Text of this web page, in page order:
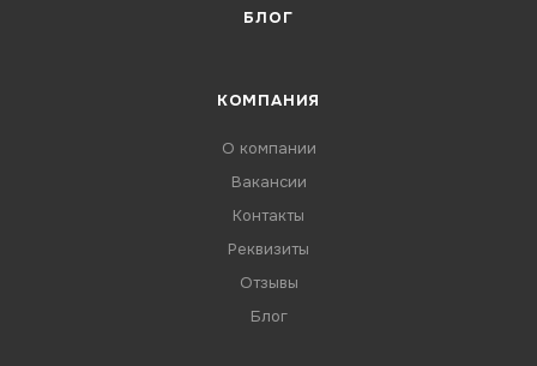
БЛОГ
КОМПАНИЯ
О компании
Вакансии
Контакты
Реквизиты
Отзывы
Блог